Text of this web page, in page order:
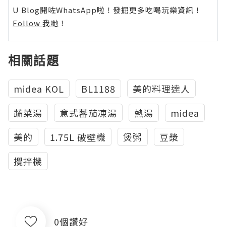
U Blog開咗WhatsApp啦！發掘更多吃喝玩樂資訊！
Follow 我哋 ！
相關話題
midea KOL BL1188
美的料理達人
蔬菜湯
意式蕃茄凍湯 熱湯
midea
美的
1.75L 破壁機 煲粥
豆漿
攪拌機
0個讚好